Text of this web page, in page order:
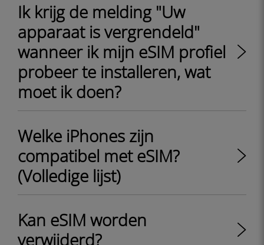
Ik krijg de melding "Uw
apparaat is vergrendeld"
wanneer ik mijn eSIM profiel
probeer te installeren, wat
moet ik doen?
Welke iPhones zijn
compatibel met eSIM?
(Volledige lijst)
Kan eSIM worden
verwijderd?